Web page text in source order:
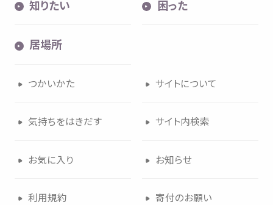
知りたい 困った
居場所
つかいかた サイトについて
気持ちをはきだす サイト内検索
お気に入 り お知らせ
利用規約 寄付のお願い